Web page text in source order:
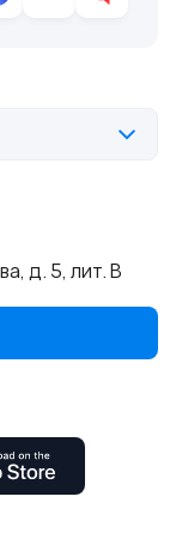
д. 5, лит. В